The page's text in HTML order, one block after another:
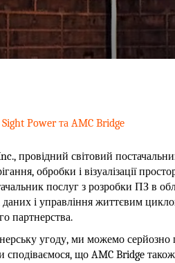
Power та AMC Bridge
провідний світовий
обробки і візуалізації
послуг з розробки ПЗ в
даних і управління життєвим
партнерства.
угоду, ми можемо серйозно
сподіваємося, що AMC Bridge